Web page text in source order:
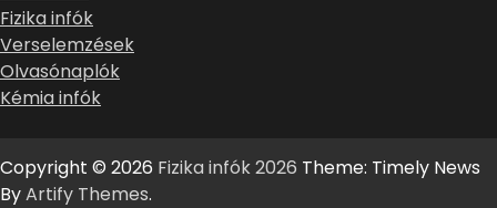
Fizika infók
Verselemzések
Olvasónaplók
Kémia infók
Copyright © 2026 Fizika infók 2026 Theme: Timely News
ByArtify Themes.